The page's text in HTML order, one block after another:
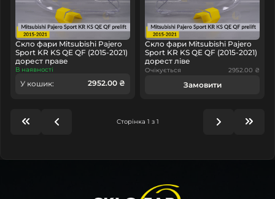
Скло фари Mitsubishi Pajero
Sport KR KS QE QF (2015-2021)
дорест праве
В наявності
У кошик: 2952.00 ₴
Скло фари Mitsubishi Pajero
Sport KR KS QE QF (2015-2021)
дорест ліве
Очікується 2952.00 ₴
Замовити
Сторінка 1 з 1